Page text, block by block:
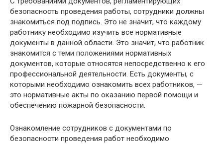
безопасность проведения работы, сотрудники должны
знакомиться под подпись. Это не значит, что каждому
работнику необходимо изучить все нормативные
документы в данной области. Это значит, что работник
знакомится с теми положениями нормативных
документов, которые относятся непосредственно к его
профессиональной деятельности. Есть документы, с
которыми необходимо ознакомить всех работников, —
это нормативные акты по оказанию первой помощи и
обеспечению пожарной безопасности.
Ознакомление сотрудников с документами по
безопасности проведения работ необходимо